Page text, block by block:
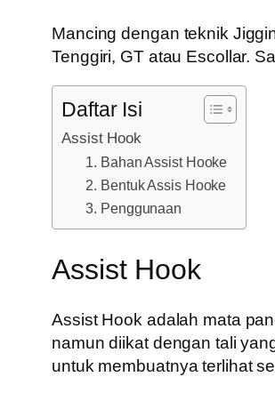
Mancing dengan teknik
Tenggiri, GT atau Escollar.
Daftar Isi
Assist Hook
1. Bahan Assist Hooke
2. Bentuk Assis Hooke
3. Penggunaan
Assist Hook
Assist Hook adalah mata
namun diikat dengan tali
untuk membuatnya terlihat